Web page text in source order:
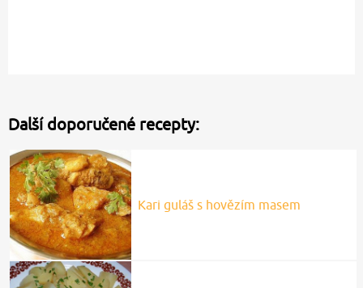
Další doporučené recepty:
Kari guláš s hovězím masem